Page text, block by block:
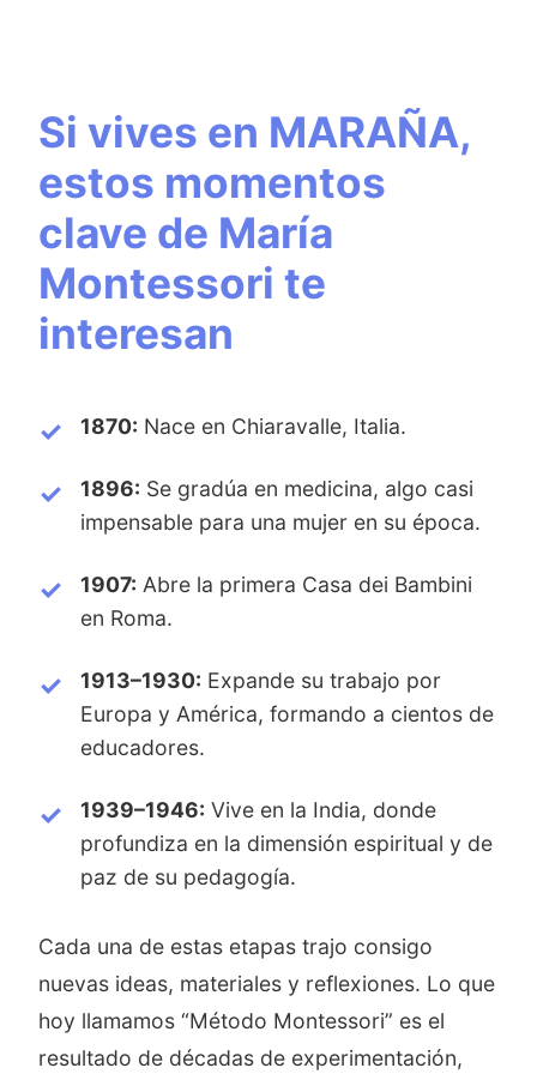
Si vives en MARAÑA,
estos momentos
clave de María
Montessori te
interesan
1870: Nace en Chiaravalle, Italia.
1896: Se gradúa en medicina, algo casi
impensable para una mujer en su época.
1907: Abre la primera Casa dei Bambini
en Roma.
1913–1930: Expande su trabajo por
Europa y América, formando a cientos de
educadores.
1939–1946: Vive en la India, donde
profundiza en la dimensión espiritual y de
paz de su pedagogía.
Cada una de estas etapas trajo consigo
nuevas ideas, materiales y reflexiones. Lo que
hoy llamamos “Método Montessori” es el
resultado de décadas de experimentación,